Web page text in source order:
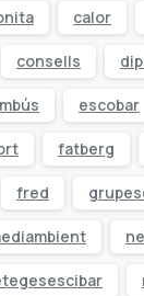
calor
consells
escobar
fatberg
fred